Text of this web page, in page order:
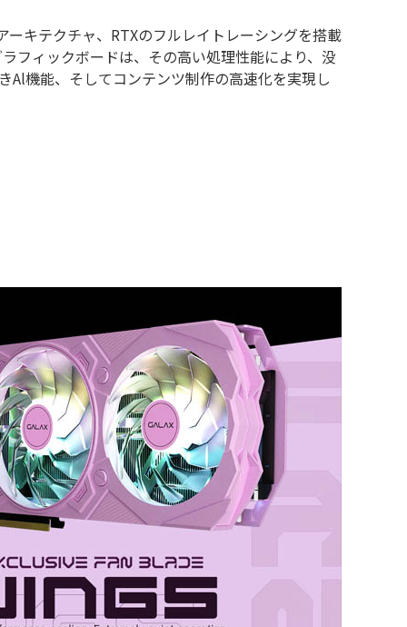
ーキテクチャ、RTXのフルレイトレーシングを搭載
フィックボードは、その高い処理性能により、没
Al機能、そしてコンテンツ制作の高速化を実現し